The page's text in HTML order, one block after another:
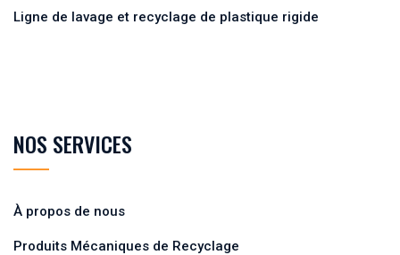
Ligne de lavage et recyclage de plastique rigide
NOS SERVICES
À propos de nous
Produits Mécaniques de Recyclage